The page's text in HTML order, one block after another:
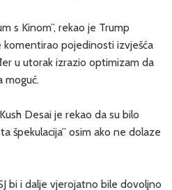
s Kinom”, rekao je Trump
komentirao pojedinosti izvješća
u utorak izrazio optimizam da
moguć.
Desai je rekao da su bilo
špekulacija” osim ako ne dolaze
bi i dalje vjerojatno bile dovoljno